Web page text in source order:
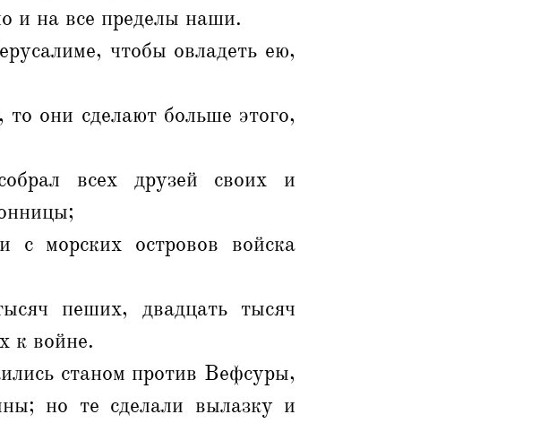
и на все пределы наши.
чтобы овладеть ею,
они сделают больше этого,
всех друзей своих и
морских островов войска
пеших, двадцать тысяч
к войне.
станом против Вефсуры,
но те сделали вылазку и